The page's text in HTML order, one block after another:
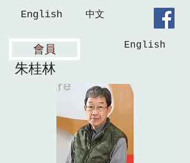
English 中文
會員 English
朱桂林